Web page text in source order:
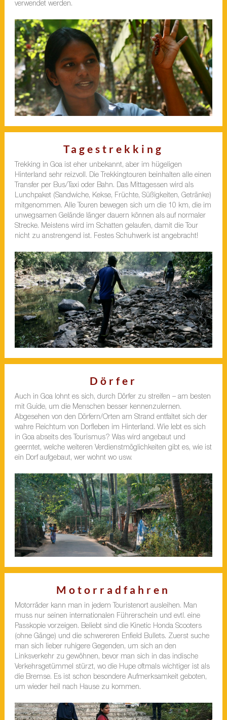
verwendet werden.
Tagestrekking
Trekking in Goa ist eher unbekannt, aber im hügeligen
Hinterland sehr reizvoll. Die Trekkingtouren beinhalten alle einen
Transfer per Bus/Taxi oder Bahn. Das Mittagessen wird als
Lunchpaket (Sandwiche, Kekse, Früchte, Süßigkeiten, Getränke)
mitgenommen. Alle Touren bewegen sich um die 10 km, die im
unwegsamen Gelände länger dauern können als auf normaler
Strecke. Meistens wird im Schatten gelaufen, damit die Tour
nicht zu anstrengend ist. Festes Schuhwerk ist angebracht!
Dörfer
Auch in Goa lohnt es sich, durch Dörfer zu streifen – am besten
mit Guide, um die Menschen besser kennenzulernen.
Abgesehen von den Dörfern/Orten am Strand entfaltet sich der
wahre Reichtum von Dorfleben im Hinterland. Wie lebt es sich
in Goa abseits des Tourismus? Was wird angebaut und
geerntet, welche weiteren Verdienstmöglichkeiten gibt es, wie ist
ein Dorf aufgebaut, wer wohnt wo usw.
Motorradfahren
Motorräder kann man in jedem Touristenort ausleihen. Man
muss nur seinen internationalen Führerschein und evtl. eine
Passkopie vorzeigen. Beliebt sind die Kinetic Honda Scooters
(ohne Gänge) und die schwereren Enfield Bullets. Zuerst suche
man sich lieber ruhigere Gegenden, um sich an den
Linksverkehr zu gewöhnen, bevor man sich in das indische
Verkehrsgetümmel stürzt, wo die Hupe oftmals wichtiger ist als
die Bremse. Es ist schon besondere Aufmerksamkeit geboten,
um wieder heil nach Hause zu kommen.